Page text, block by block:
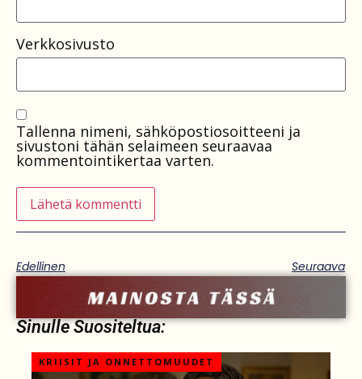
Verkkosivusto
Tallenna nimeni, sähköpostiosoitteeni ja
sivustoni tähän selaimeen seuraavaa
kommentointikertaa varten.
Edellinen Seuraava
Sinulle Suositeltua:
KRIISIT JA ONNETTOMUUDET